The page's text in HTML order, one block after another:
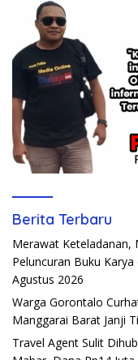
Berita Terbaru
Merawat Keteladanan,
Peluncuran Buku
Agustus 2026
Warga Gorontalo
Manggarai Barat Janji
Travel Agent Sulit